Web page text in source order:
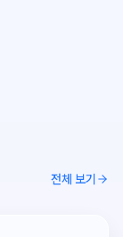
전체 보기